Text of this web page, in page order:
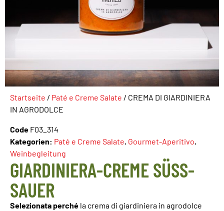
Startseite / Paté e Creme Salate / CREMA DI GIARDINIERA
IN AGRODOLCE
Code F03_314
Kategorien: Paté e Creme Salate, Gourmet-Aperitivo,
Weinbegleitung
GIARDINIERA-CREME SÜSS-S
AUER
Selezionata perché la crema di giardiniera in agrodolce